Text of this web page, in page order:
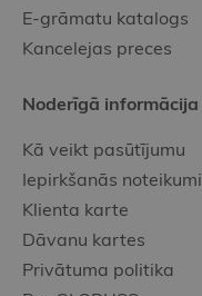
E-grāmatu katalogs
Kancelejas preces
Noderīgā informācija
Kā veikt pasūtījumu
Iepirkšanās noteikumi
Klienta karte
Dāvanu kartes
Privātuma politika